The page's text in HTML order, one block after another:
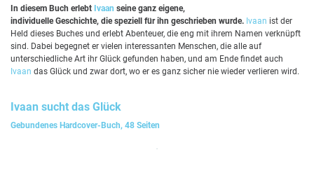
In diesem Buch erlebt Ivaan seine ganz eigene,
individuelle Geschichte, die speziell für ihn geschrieben wurde. Ivaan ist der
Held dieses Buches und erlebt Abenteuer, die eng mit ihrem Namen verknüpft
sind. Dabei begegnet er vielen interessanten Menschen, die alle auf
unterschiedliche Art ihr Glück gefunden haben, und am Ende findet auch
Ivaan das Glück und zwar dort, wo er es ganz sicher nie wieder verlieren wird.
Ivaan sucht das Glück
Gebundenes Hardcover-Buch, 48 Seiten